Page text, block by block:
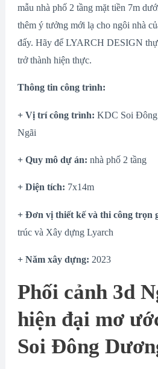
mẫu nhà phố 2 tầng mặt tiền 7m
thêm ý tưởng mới lạ cho ngôi nhà
đấy. Hãy để LYARCH DESIGN
trở thành hiện thực.
Thông tin công trình:
+ Vị trí công trình: KDC Soi Đông
Ngãi
+ Quy mô dự án: nhà phố 2 tầng
+ Diện tích: 7x14m
+ Đơn vị thiết kế và thi công trọn
trúc và Xây dựng Lyarch
+ Năm xây dựng: 2023
Phối cảnh 3d
hiện đại mơ
Soi Đông